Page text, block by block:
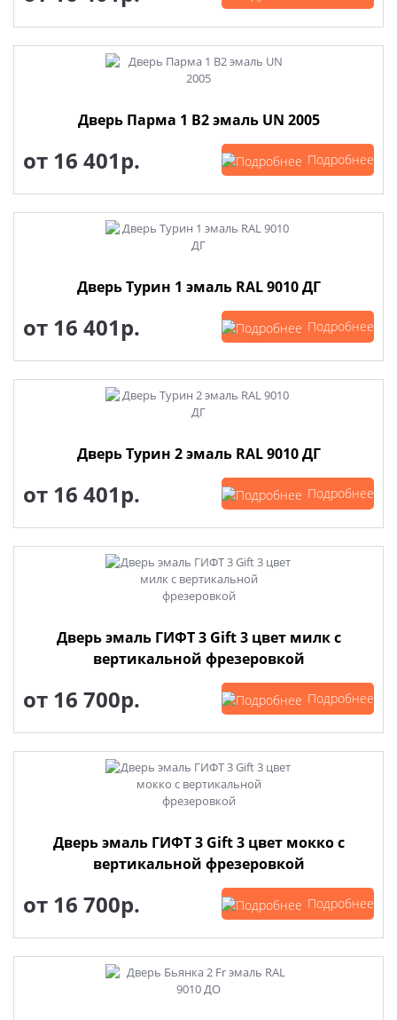
Дверь Парма 1 В2 эмаль UN 2005
от 16 401р. Подробнее
Дверь Турин 1 эмаль RAL 9010 ДГ
от 16 401р. Подробнее
Дверь Турин 2 эмаль RAL 9010 ДГ
от 16 401р. Подробнее
Дверь эмаль ГИФТ 3 Gift 3 цвет милк с
вертикальной фрезеровкой
от 16 700р. Подробнее
Дверь эмаль ГИФТ 3 Gift 3 цвет мокко с
вертикальной фрезеровкой
от 16 700р. Подробнее